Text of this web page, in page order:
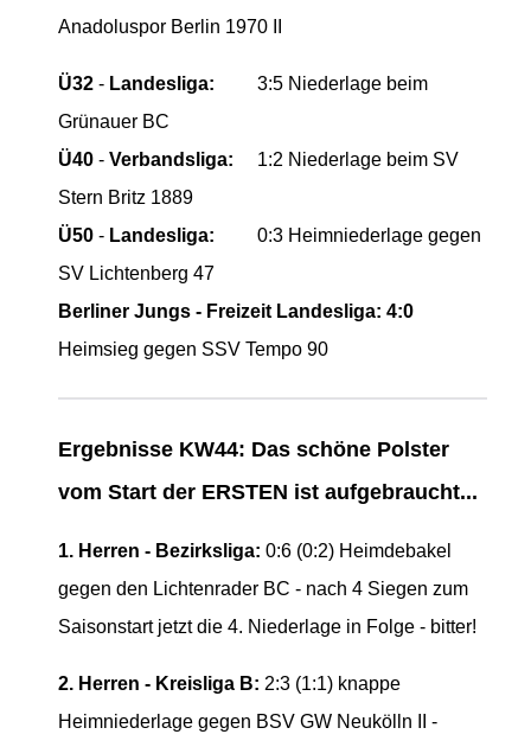
Anadoluspor Berlin 1970 II
Ü32 - Landesliga: 3:5 Niederlage beim
Grünauer BC
Ü40 - Verbandsliga: 1:2 Niederlage beim SV
Stern Britz 1889
Ü50 - Landesliga: 0:3 Heimniederlage gegen
SV Lichtenberg 47
Berliner Jungs - Freizeit Landesliga: 4:0
Heimsieg gegen SSV Tempo 90
Ergebnisse KW44: Das schöne Polster
vom Start der ERSTEN ist aufgebraucht...
1. Herren - Bezirksliga: 0:6 (0:2) Heimdebakel
gegen den Lichtenrader BC - nach 4 Siegen zum
Saisonstart jetzt die 4. Niederlage in Folge - bitter!
2. Herren - Kreisliga B: 2:3 (1:1) knappe
Heimniederlage gegen BSV GW Neukölln II -